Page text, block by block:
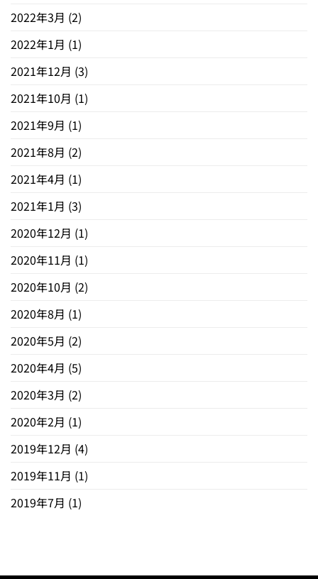
2022年3月 (2)
2022年1月 (1)
2021年12月 (3)
2021年10月 (1)
2021年9月 (1)
2021年8月 (2)
2021年4月 (1)
2021年1月 (3)
2020年12月 (1)
2020年11月 (1)
2020年10月 (2)
2020年8月 (1)
2020年5月 (2)
2020年4月 (5)
2020年3月 (2)
2020年2月 (1)
2019年12月 (4)
2019年11月 (1)
2019年7月 (1)